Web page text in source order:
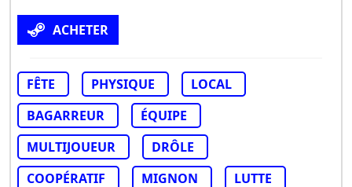
ACHETER
FÊTE PHYSIQUE
LOCAL
BAGARREUR
ÉQUIPE
MULTIJOUEUR
DRÔLE
COOPÉRATIF
MIGNON
LUTTE